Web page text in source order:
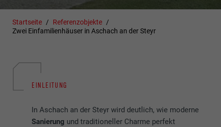
Startseite
Referenzobjekte
Zwei Einfamilienhäuser in Aschach an der Steyr
EINLEITUNG
In Aschach an der Steyr wird deutlich, wie moderne
Sanierung und traditioneller Charme perfekt